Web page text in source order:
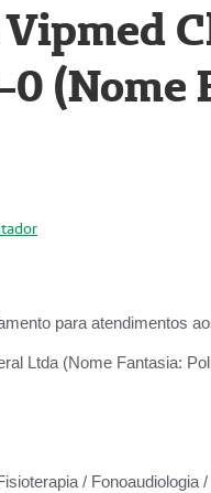
(Nome
para atendimentos
Ltda (Nome Fantasia:
/